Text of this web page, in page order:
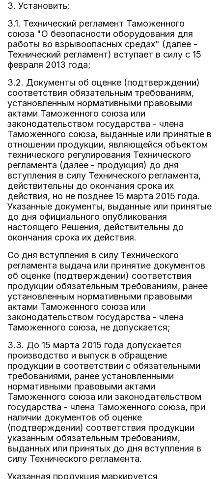
3. Установить:
3.1. Технический регламент Таможенного
союза "О безопасности оборудования для
работы во взрывоопасных средах" (далее -
Технический регламент) вступает в силу с 15
февраля 2013 года;
3.2. Документы об оценке (подтверждении)
соответствия обязательным требованиям,
установленным нормативными правовыми
актами Таможенного союза или
законодательством государства - члена
Таможенного союза, выданные или принятые в
отношении продукции, являющейся объектом
технического регулирования Технического
регламента (далее - продукция) до дня
вступления в силу Технического регламента,
действительны до окончания срока их
действия, но не позднее 15 марта 2015 года.
Указанные документы, выданные или принятые
до дня официального опубликования
настоящего Решения, действительны до
окончания срока их действия.
Со дня вступления в силу Технического
регламента выдача или принятие документов
об оценке (подтверждении) соответствия
продукции обязательным требованиям, ранее
установленным нормативными правовыми
актами Таможенного союза или
законодательством государства - члена
Таможенного союза, не допускается;
3.3. До 15 марта 2015 года допускается
производство и выпуск в обращение
продукции в соответствии с обязательными
требованиями, ранее установленными
нормативными правовыми актами
Таможенного союза или законодательством
государства - члена Таможенного союза, при
наличии документов об оценке
(подтверждении) соответствия продукции
указанным обязательным требованиям,
выданных или принятых до дня вступления в
силу Технического регламента.
Указанная продукция маркируется